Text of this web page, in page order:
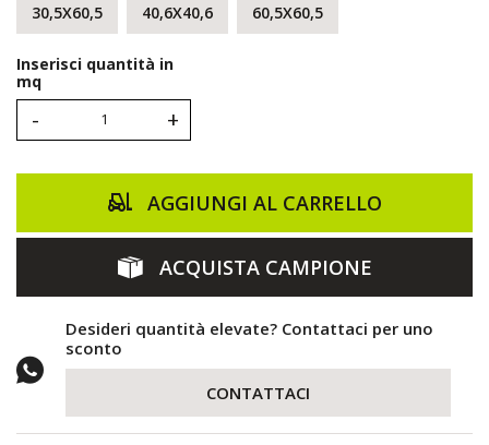
30,5X60,5
40,6X40,6 60,5X60,5
Inserisci quantità in
mq
- +
AGGIUNGI AL CARRELLO
ACQUISTA CAMPIONE
Desideri quantità elevate? Contattaci per uno
sconto
CONTATTACI